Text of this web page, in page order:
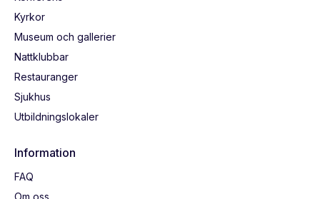
Kyrkor
Museum och gallerier
Nattklubbar
Restauranger
Sjukhus
Utbildningslokaler
Information
FAQ
Om oss